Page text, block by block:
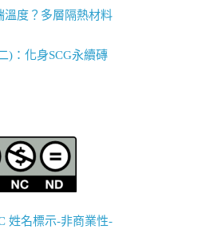
溫度？多層隔熱材料
)：化身SCG永續磚
姓名標示-非商業性-